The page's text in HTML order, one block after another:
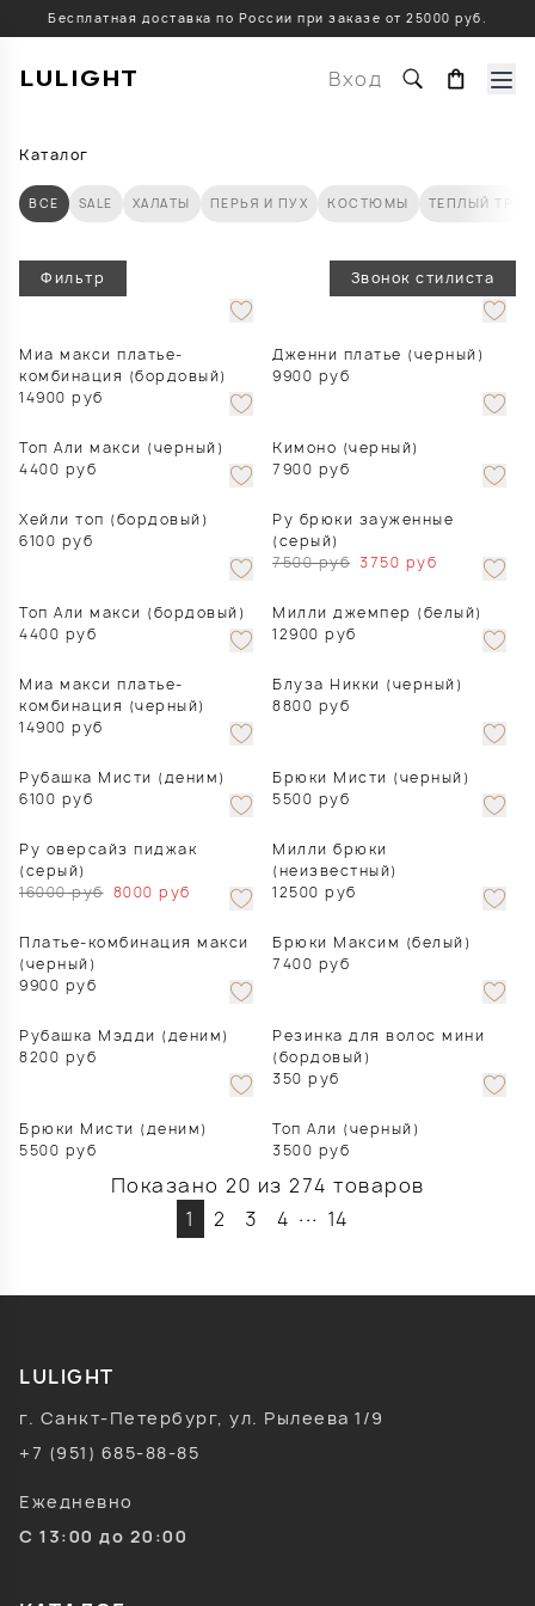
Бесплатная доставка по России при заказе от 25000 руб.
LULIGHT Вход
Каталог
ВСЕ SALE ХАЛАТЫ ПЕРЬЯ И ПУХ КОСТЮМЫ ТЕПЛЫЙ
Фильтр Звонок стилиста
Миа макси платье-
комбинация (бордовый)
14900 руб
Дженни платье (черный)
9900 руб
Топ Али макси (черный)
4400 руб
Кимоно (черный)
7900 руб
Хейли топ (бордовый)
6100 руб
Ру брюки зауженные
(серый)
7500руб 3750 руб
Топ Али макси (бордовый)
4400 руб
Милли джемпер (белый)
12900 руб
Миа макси платье-
комбинация (черный)
14900 руб
Блуза Никки (черный)
8800 руб
Рубашка Мисти (деним)
6100 руб
Брюки Мисти (черный)
5500 руб
Ру оверсайз пиджак
(серый)
16000руб 8000 руб
Милли брюки
(неизвестный)
12500 руб
Платье-комбинация макси
(черный)
9900 руб
Брюки Максим (белый)
7400 руб
Рубашка Мэдди (деним)
8200 руб
Резинка для волос мини
(бордовый)
350 руб
Брюки Мисти (деним)
5500 руб
Топ Али (черный)
3500 руб
Показано 20 из 274 товаров
1
2 3 4 ... 14
LULIGHT
г. Санкт-Петербург, ул. Рылеева 1/9
+7 (951) 685-88-85
Ежедневно
С 13:00 до 20:00